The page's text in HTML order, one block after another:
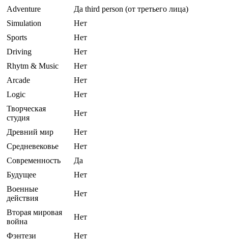
Adventure
Да third person (от третьего лица)
Simulation
Нет
Sports
Нет
Driving
Нет
Rhytm & Music
Нет
Arcade
Нет
Logic
Нет
Творческая
студия
Нет
Древний мир
Нет
Средневековье
Нет
Современность
Да
Будущее
Нет
Военные
действия
Нет
Вторая мировая
война
Нет
Фэнтези
Нет